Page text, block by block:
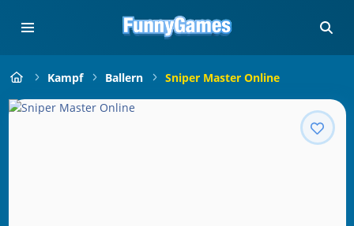
Kampf Ballern Sniper Master Online